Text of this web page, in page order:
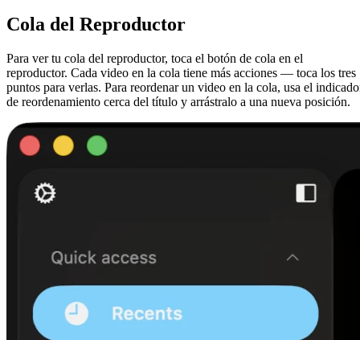
Cola del Reproductor
Para ver tu cola del reproductor, toca el botón de cola en el
reproductor. Cada video en la cola tiene más acciones — toca los tres
puntos para verlas. Para reordenar un video en la cola, usa el
de reordenamiento cerca del título y arrástralo a una nueva posición.